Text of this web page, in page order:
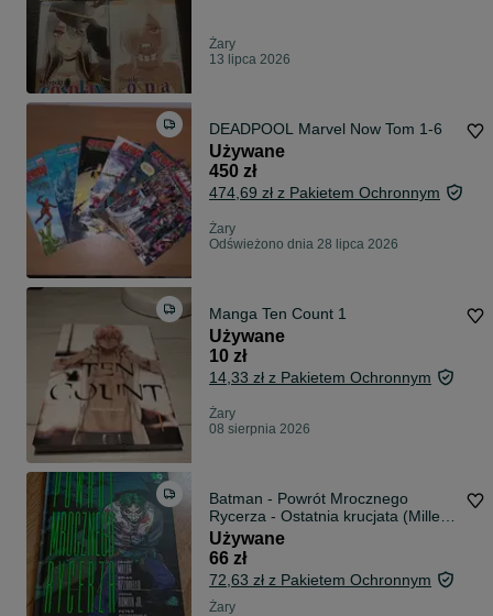
Żary
13 lipca 2026
DEADPOOL Marvel Now Tom 1-6
Używane
450 zł
474,69 zł z Pakietem Ochronnym
Żary
Odświeżono dnia 28 lipca 2026
Manga Ten Count 1
Używane
10 zł
14,33 zł z Pakietem Ochronnym
Żary
08 sierpnia 2026
Batman - Powrót Mrocznego
Rycerza - Ostatnia krucjata (Miller,
Azzarello, Romita Jr)
Używane
66 zł
72,63 zł z Pakietem Ochronnym
Żary